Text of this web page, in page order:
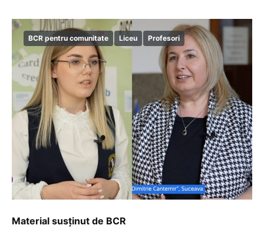
BCR pentru comunitate Liceu Profesori
Material susținut de BCR